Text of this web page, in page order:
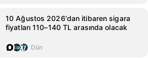
10 Ağustos 2026'dan itibaren sigara
fiyatları 110–140 TL arasında olacak
Dün